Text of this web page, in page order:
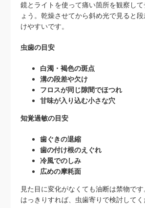
鏡とライトを使って痛い箇所を観察し
ょう。乾燥させてから斜め光で見ると
けやすいです。
虫歯の目安
白濁・褐色の斑点
溝の段差や欠け
フロスが同じ隙間でほつれ
甘味が入り込む小さな穴
知覚過敏の目安
歯ぐきの退縮
歯の付け根のえぐれ
冷風でのしみ
広めの摩耗面
見た目に変化がなくても油断は禁物で
はっきりすれば、虫歯寄りで検討してく